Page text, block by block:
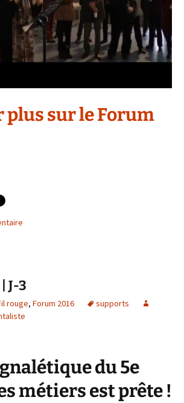
plus sur le Forum
J-3
rouge, Forum 2016
supports
du 5e
métiers est prête !